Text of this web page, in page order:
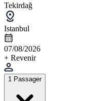
Tekirdağ
Istanbul
07/08/2026
+ Revenir
1 Passager